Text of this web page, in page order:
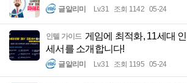
글알리미 Lv.31 조회 1142 05-24
인텔 가이드 게임에 최적화, 11세대
세서를 소개합니다!
글알리미 Lv.31 조회 1195 05-24